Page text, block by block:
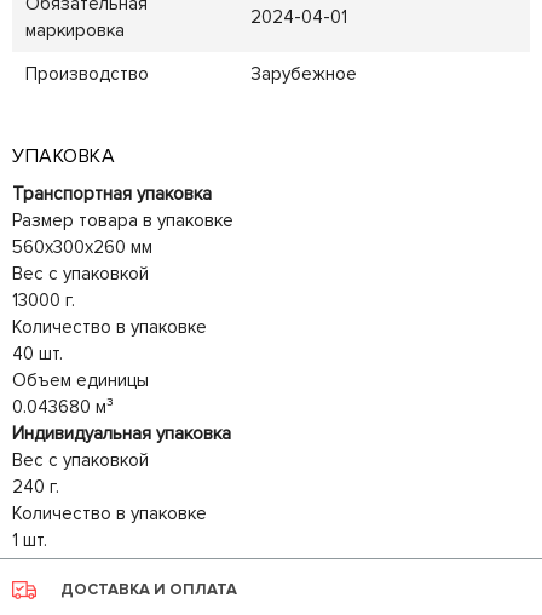
маркировка
2024-04-01
Производство Зарубежное
УПАКОВКА
Транспортная упаковка
Размер товара в упаковке
560x300x260 мм
Вес с упаковкой
13000 г.
Количество в упаковке
40 шт.
Объем единицы
0.043680 м³
Индивидуальная упаковка
Вес с упаковкой
240 г.
Количество в упаковке
1 шт.
ДОСТАВКА И ОПЛАТА